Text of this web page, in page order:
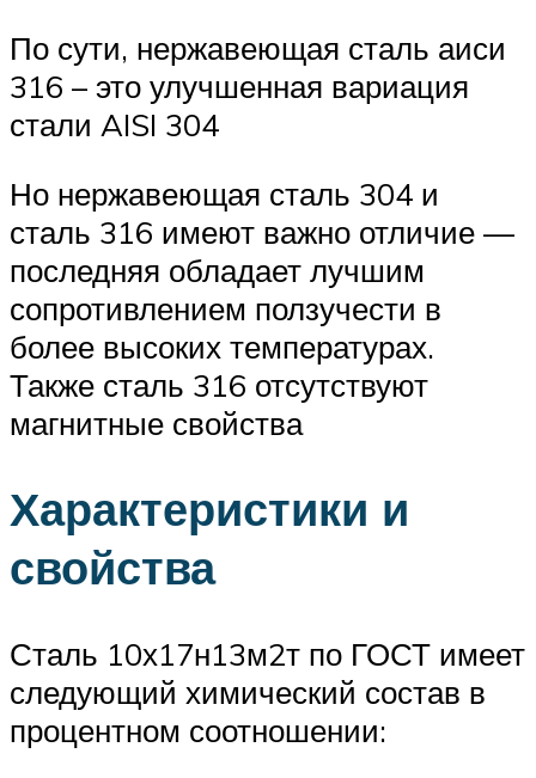
По сути, нержавеющая сталь аиси
316 – это улучшенная вариация
стали AISI 304
Но нержавеющая сталь 304 и
сталь 316 имеют важно отличие —
последняя обладает лучшим
сопротивлением ползучести в
более высоких температурах.
Также сталь 316 отсутствуют
магнитные свойства
Характеристики и
свойства
Сталь 10х17н13м2т по ГОСТ имеет
следующий химический состав в
процентном соотношении: